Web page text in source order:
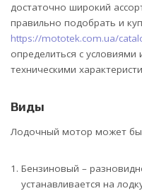
достаточно широкий
правильно подобрать и
https://mototek.com.ua/
определиться с условиями
техническими
Виды
Лодочный мотор может
Бензиновый –
устанавливается на